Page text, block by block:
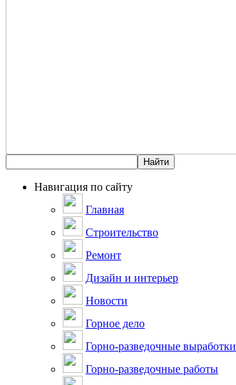
Навигация по сайту
Главная
Строительство
Ремонт
Дизайн и интерьер
Новости
Горное дело
Горно-разведочные выработки
Горно-разведочные работы